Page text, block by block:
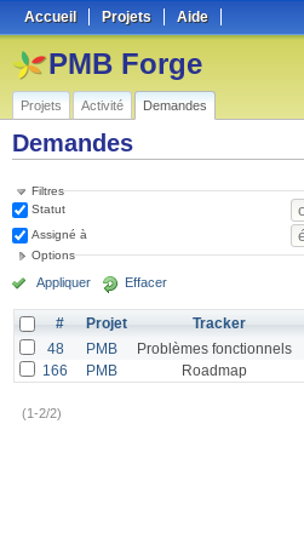
Accueil Projets Aide
PMB Forge
Projets Activité Demandes
Demandes
Filtres
Statut
Assigné à
Options
Appliquer Effacer
# Projet Tracker
48
PMB Problèmes fonctionnels
166
PMB Roadmap
(1-2/2)